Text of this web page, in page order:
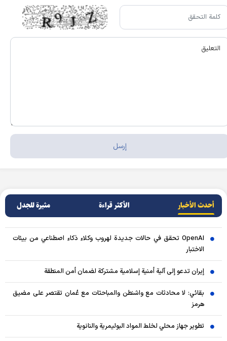
أحدث الأخبار الأکثر قراءة مثيرة للجدل
OpenAI تحقق في حالات جديدة لهروب وكلاء ذكاء اصطناعي من بيئات
الاختبار
إيران تدعو إلى آلية أمنية إسلامية مشتركة لضمان أمن المنطقة
بقائي: لا محادثات مع واشنطن والمباحثات مع عُمان تقتصر على مضيق
هرمز
تطوير جهاز محلي لخلط المواد البوليمرية والنانوية